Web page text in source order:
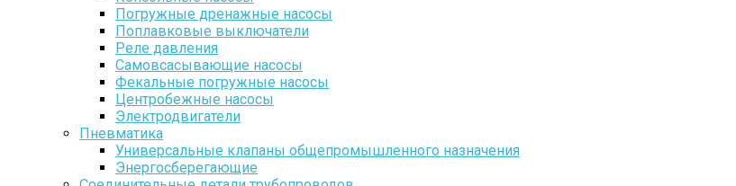
Погружные дренажные насосы
Поплавковые выключатели
Реле давления
Самовсасывающие насосы
Фекальные погружные насосы
Центробежные насосы
Электродвигатели
Пневматика
Универсальные клапаны общепромышленного назначения
Энергосберегающие